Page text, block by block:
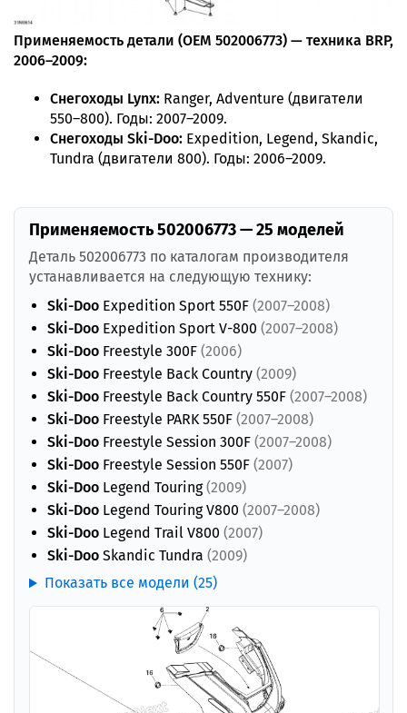
Применяемость детали (OEM 502006773) — техника BRP,
2006–2009:
Снегоходы Lynx: Ranger, Adventure (двигатели
550–800). Годы: 2007–2009.
Снегоходы Ski-Doo: Expedition, Legend, Skandic,
Tundra (двигатели 800). Годы: 2006–2009.
Применяемость 502006773 — 25 моделей
Деталь 502006773 по каталогам производителя
устанавливается на следующую технику:
Ski-Doo Expedition Sport 550F (2007–2008)
Ski-Doo Expedition Sport V-800 (2007–2008)
Ski-Doo Freestyle 300F (2006)
Ski-Doo Freestyle Back Country (2009)
Ski-Doo Freestyle Back Country 550F (2007–2008)
Ski-Doo Freestyle PARK 550F (2007–2008)
Ski-Doo Freestyle Session 300F (2007–2008)
Ski-Doo Freestyle Session 550F (2007)
Ski-Doo Legend Touring(2009)
Ski-Doo Legend Touring V800 (2007–2008)
Ski-Doo Legend Trail V800 (2007)
Ski-Doo Skandic Tundra (2009)
Показать все модели (25)